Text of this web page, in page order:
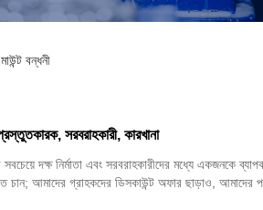
বন্ধনী
সরবরাহকারী, কারখানা
সবচেয়ে দক্ষ নির্মাতা এবং সরবরাহকারীদের মধ্যে একজনকে
চান; আমাদের গ্রাহকদের ডিসকাউন্ট অফার ছাড়াও, আমাদের